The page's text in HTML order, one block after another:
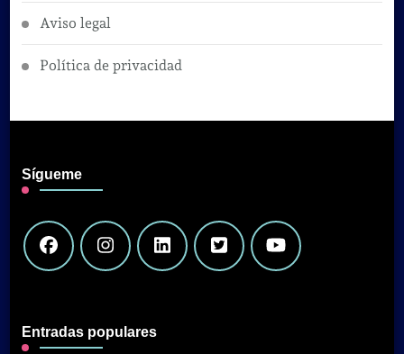
Aviso legal
Política de privacidad
Sígueme
Entradas populares